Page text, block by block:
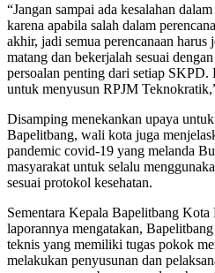
“Jangan sampai ada kesalahan
karena apabila salah dalam
akhir, jadi semua perencanaan
matang dan bekerjalah sesuai
persoalan penting dari setiap
untuk menyusun RPJM
Disamping menekankan upaya
Bapelitbang, wali kota juga
pandemic covid-19 yang melanda
masyarakat untuk selalu
sesuai protokol kesehatan.
Sementara Kepala Bapelitbang
laporannya mengatakan,
teknis yang memiliki tugas pokok
melakukan penyusunan dan